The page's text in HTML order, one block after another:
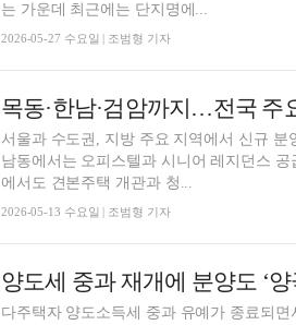
는 가운데 최근에는 단지명에...
2026-05-27 수요일 | 조범형 기자
목동·한남·검암까지…전국 주
서울과 수도권, 지방 주요 지역에서 신규
남동에서는 오피스텔과 시니어 레지던스
에서도 견본주택 개관과 청...
2026-05-13 수요일 | 조범형 기자
양도세 중과 재개에 분양도 ‘
다주택자 양도소득세 중과 유예가 종료되